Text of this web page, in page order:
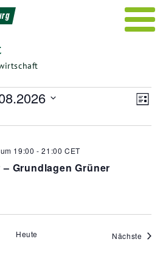
Liste
Grundlagen Grüner
19:00 -21:00 CET
Heute Nächste